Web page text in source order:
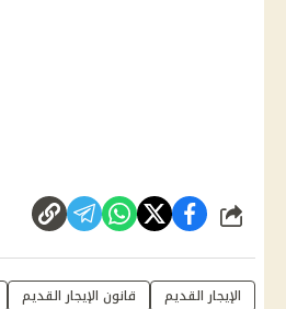
شارك
الإيجار القديم قانون الإيجار القديم